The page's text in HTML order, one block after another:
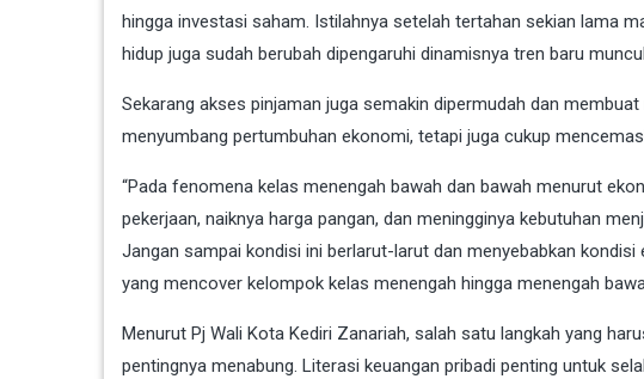
hingga investasi saham. Istilahnya setelah tertahan sekian lama
hidup juga sudah berubah dipengaruhi dinamisnya tren baru
Sekarang akses pinjaman juga semakin dipermudah dan
menyumbang pertumbuhan ekonomi, tetapi juga cukup
“Pada fenomena kelas menengah bawah dan bawah menurut
pekerjaan, naiknya harga pangan, dan meningginya kebutuhan
Jangan sampai kondisi ini berlarut-larut dan menyebabkan
yang mencover kelompok kelas menengah hingga menengah
Menurut Pj Wali Kota Kediri Zanariah, salah satu langkah yang
pentingnya menabung. Literasi keuangan pribadi penting untuk